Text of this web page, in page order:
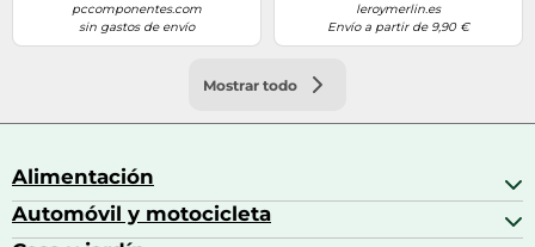
pccomponentes.com
sin gastos de envío
leroymerlin.es
Envío a partir de 9,90 €
Mostrar todo
Alimentación
Bebidas
Automóvil y motocicleta